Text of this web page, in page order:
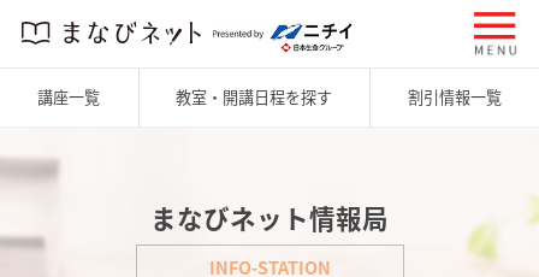
講座一覧 教室・開講日程を探す 割引情報一覧
まなびネット情報局
INFO-STATION